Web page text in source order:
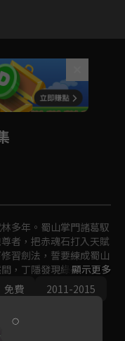
多年。蜀山掌門諸葛馭
者，把赤魂石打入天賦
習劍法，誓要練成蜀山
，丁隱發現綠袍之女玉
人墜入情網。此時，蜀
將來臨…
顯示更多
免費 2011-2015
珊